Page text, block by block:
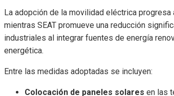
La adopción de la movilidad eléctrica
mientras SEAT promueve una reducción
industriales al integrar fuentes de energía
energética.
Entre las medidas adoptadas se incluyen:
Colocación de paneles solares en las